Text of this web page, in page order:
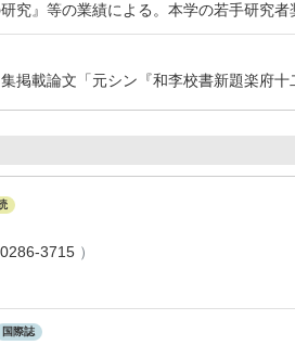
』等の業績による。本学の若手研究者
載論文「元シン『和李校書新題楽府十
0286-3715 ）
国際誌